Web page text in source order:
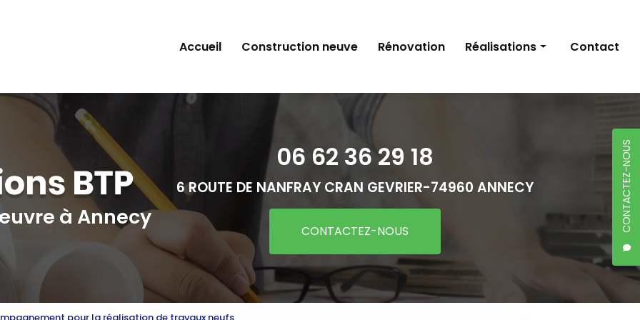
CONTACTEZ-NOUS
Accueil Construction neuve Rénovation Réalisations Contact
à Annecy
06 62 36 29 18
6 ROUTE DE NANFRAY CRAN GEVRIER-74960 ANNECY
CONTACTEZ-NOUS